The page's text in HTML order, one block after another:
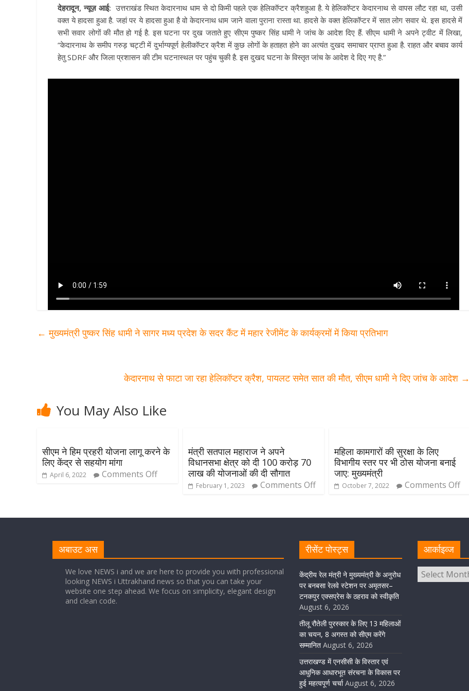
देहरादून, न्यूज़ आई:उत्तराखंड स्थित केदारनाथ धाम से दो किमी पहले एक हेलिकॉप्टर क्रैशहुआ है. ये हेलिकॉप्टर केदारनाथ से वापस लौट रहा था, उसी
वक्त ये हादसा हुआ है. जहां पर ये हादसा हुआ है वो केदारनाथ धाम जाने वाला पुराना रास्ता था. हादसे के वक्त हेलिकॉप्टर में सात लोग सवार थे. इस हादसे में
सभी सवार लोगों की मौत हो गई है. इस घटना पर दुख जताते हुए सीएम पुष्कर सिंह धामी ने जांच के आदेश दिए हैं. सीएम धामी ने अपने ट्वीट में लिखा,
“केदारनाथ के समीप गरुड़ चट्टी में दुर्भाग्यपूर्ण हेलीकॉप्टर क्रैश में कुछ लोगों के हताहत होने का अत्यंत दुखद समाचार प्राप्त हुआ है. राहत और बचाव कार्य
हेतु SDRF और जिला प्रशासन की टीम घटनास्थल पर पहुंच चुकी है. इस दुखद घटना के विस्तृत जांच के आदेश दे दिए गए है.”
← मुख्यमंत्री पुष्कर सिंह धामी ने सागर मध्य प्रदेश के सदर कैंट में महार रेजीमेंट के कार्यक्रमों में किया प्रतिभाग
केदारनाथ से फाटा जा रहा हेलिकॉप्‍टर क्रैश, पायलट समेत सात की मौत, सीएम धामी ने दिए जांच के आदेश →
You May Also Like
सीएम ने हिम प्रहरी योजना लागू करने के
लिए केंद्र से सहयोग मांगा
April 6, 2022 Comments Off
मंत्री सतपाल महाराज ने अपने
विधानसभा क्षेत्र को दी 100 करोड़ 70
लाख की योजनाओं की दी सौगात
February 1, 2023 Comments Off
महिला कामगारों की सुरक्षा के लिए
विभागीय स्तर पर भी ठोस योजना बनाई
जाए: मुख्यमंत्री
October 7, 2022 Comments Off
अबाउट अस
We love NEWS i and we are here to provide you with professional
looking NEWS i Uttrakhand news so that you can take your
website one step ahead. We focus on simplicity, elegant design
and clean code.
रीसेंट पोस्ट्स
केंद्रीय रेल मंत्री ने मुख्यमंत्री के अनुरोध
पर बनबसा रेलवे स्टेशन पर अमृतसर–
टनकपुर एक्सप्रेस के ठहराव को स्वीकृति
August 6, 2026
तीलू रौतेली पुरस्कार के लिए 13 महिलाओं
का चयन, 8 अगस्त को सीएम करेंगे
सम्मानित August 6, 2026
उत्तराखण्ड में एनसीसी के विस्तार एवं
आधुनिक आधारभूत संरचना के विकास पर
हुई महत्वपूर्ण चर्चा August 6, 2026
आर्काइव्ज